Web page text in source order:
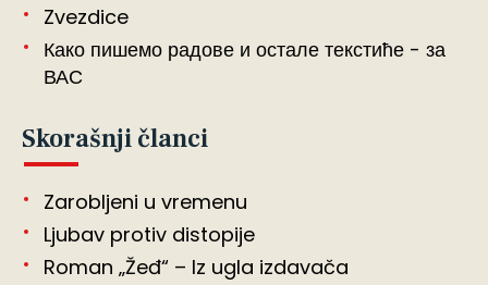
Zvezdice
Како пишемо радове и остале текстиће - за
ВАС
Skorašnji članci
Zarobljeni u vremenu
Ljubav protiv distopije
Roman „Žeđ“ – Iz ugla izdavača